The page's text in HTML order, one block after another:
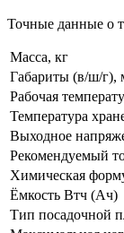
Точные данные о
Масса, кг
Габариты (в/ш/г),
Рабочая
Температура
Выходное
Рекомендуемый
Химическая
Ёмкость Втч (Ач)
Тип посадочной